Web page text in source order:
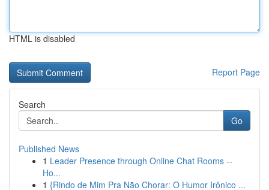
HTML is disabled
Report Page
Search
Go
Published News
1 Leader Presence through Online Chat Rooms --
Ho...
1 {Rindo de Mim Pra Não Chorar: O Humor Irônico ...